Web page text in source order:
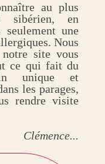
au plus
sibérien, en
une
Nous
site vous
ce qui fait du
unique et
les parages,
rendre visite
Clémence...